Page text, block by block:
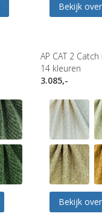
Bekijk
AP CAT 2 Catch
14 kleuren
3.085,-
Bekijk